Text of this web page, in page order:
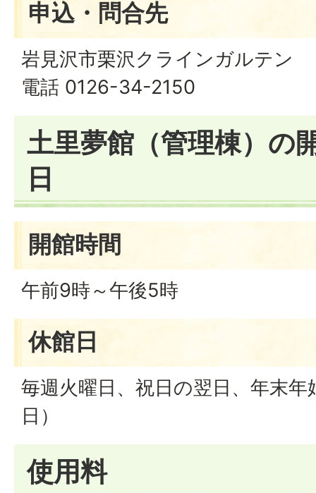
申込・問合先
岩見沢市栗沢クラインガルテン
電話 0126-34-2150
土里夢館（管理棟）の
日
開館時間
午前9時～午後5時
休館日
毎週火曜日、祝日の翌日、年末
日）
使用料